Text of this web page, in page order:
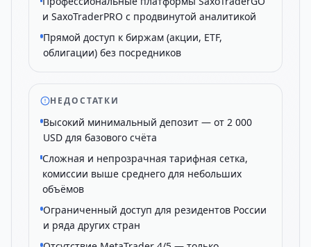
и SaxoTraderPRO с продвинутой аналитикой
Прямой доступ к биржам (акции, ETF,
облигации) без посредников
НЕДОСТАТКИ
Высокий минимальный депозит — от 2 000
USD для базового счёта
Сложная и непрозрачная тарифная сетка,
комиссии выше среднего для небольших
объёмов
Ограниченный доступ для резидентов России
и ряда других стран